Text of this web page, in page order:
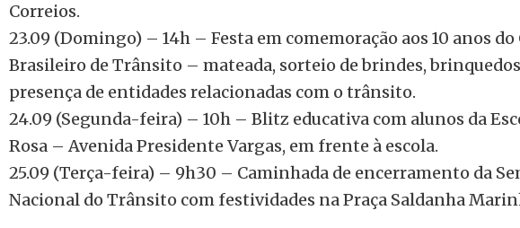
Correios.
23.09 (Domingo) – 14h – Festa em comemoração aos 10 anos do
Brasileiro de Trânsito – mateada, sorteio de brindes, brinquedos
presença de entidades relacionadas com o trânsito.
24.09 (Segunda-feira) – 10h – Blitz educativa com alunos da
Rosa – Avenida Presidente Vargas, em frente à escola.
25.09 (Terça-feira) – 9h30 – Caminhada de encerramento da
Nacional do Trânsito com festividades na Praça Saldanha